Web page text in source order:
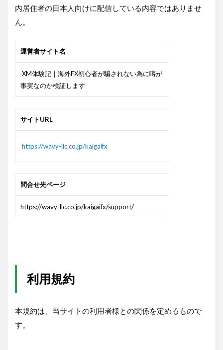
3
ラ
シ
ー
ポ
リ
に
つ
い
イト
の商
標・
画
5
の
改
訂
内居住者の日本人向けに配信している内容ではありませ
ん。
運営者サイト名
XM体験記｜海外FX初心者が騙されない為に噂が
事実なのか検証します
サイトURL
https://wavy-llc.co.jp/kaigaifx
問合せ先ページ
https://wavy-llc.co.jp/kaigaifx/support/
利用規約
本規約は、当サイトの利用者様との関係を定めるもので
す。